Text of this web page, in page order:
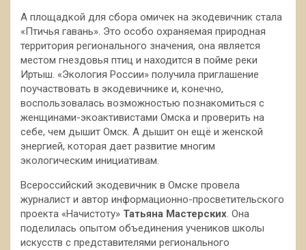
А площадкой для сбора омичек на экодевичник стала
«Птичья гавань». Это особо охраняемая природная
территория регионального значения, она является
местом гнездовья птиц и находится в пойме реки
Иртыш. «Экология России» получила приглашение
поучаствовать в экодевичнике и, конечно,
воспользовалась возможностью познакомиться с
женщинами-экоактивистами Омска и проверить на
себе, чем дышит Омск. А дышит он ещё и женской
энергией, которая дает развитие многим
экологическим инициативам.
Всероссийский экодевичник в Омске провела
журналист и автор информационно-просветительского
проекта «Начистоту» Татьяна Мастерских. Она
поделилась опытом объединения учеников школы
искусств с представителями регионального